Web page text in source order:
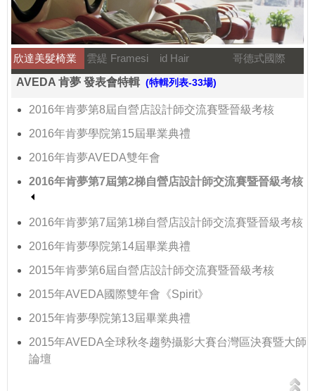
欣達美髮椅業 雲緹 Framesi id Hair
哥德式國際
AVEDA 肯夢 發表會特輯 (特輯列表-33場)
2016年肯夢第8屆自營店設計師交流賽暨晉級考核
2016年肯夢學院第15屆畢業典禮
2016年肯夢AVEDA雙年會
2016年肯夢第7屆第2梯自營店設計師交流賽暨晉級考核
2016年肯夢第7屆第1梯自營店設計師交流賽暨晉級考核
2016年肯夢學院第14屆畢業典禮
2015年肯夢第6屆自營店設計師交流賽暨晉級考核
2015年AVEDA國際雙年會《Spirit》
2015年肯夢學院第13屆畢業典禮
2015年AVEDA全球秋冬趨勢攝影大賽台灣區決賽暨大師
論壇